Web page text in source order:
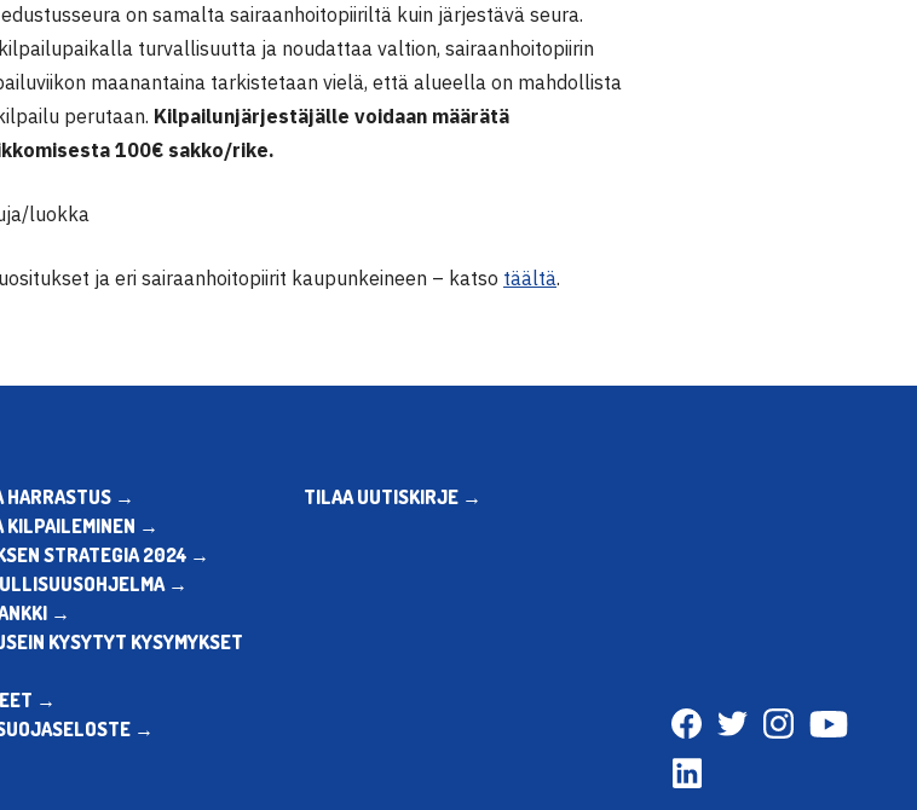
on samalta sairaanhoitopiiriltä kuin järjestävä seura.
turvallisuutta ja noudattaa valtion, sairaanhoitopiirin
maanantaina tarkistetaan vielä, että alueella on mahdollista
perutaan. Kilpailunjärjestäjälle voidaan määrätä
100€ sakko/rike.
luokka
ja eri sairaanhoitopiirit kaupunkeineen – katso täältä.
HARRASTUS →
KILPAILEMINEN →
STRATEGIA 2024 →
→
→
KYSYTYT KYSYMYKSET
→
→
TILAA UUTISKIRJE →